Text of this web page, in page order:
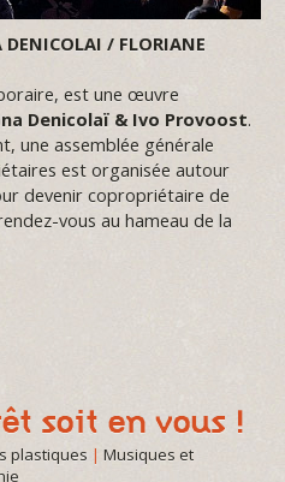
/ FLORIANE
est une œuvre
Denicolaï & Ivo Provoost.
une assemblée générale
est organisée autour
devenir copropriétaire de
vous au hameau de la
soit en vous !
plastiques | Musiques et